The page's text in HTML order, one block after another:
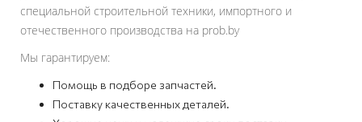
специальной строительной техники, импортного и
отечественного производства на prob.by
Мы гарантируем:
Помощь в подборе запчастей.
Поставку качественных деталей.